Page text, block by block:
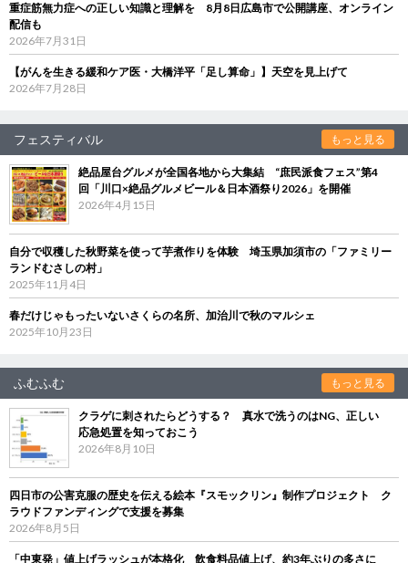
重症筋無力症への正しい知識と理解を 8月8日広島市で公開講座、オンライン
配信も
2026年7月31日
【がんを生きる緩和ケア医・大橋洋平「足し算命」】天空を見上げて
2026年7月28日
フェスティバル もっと見る
絶品屋台グルメが全国各地から大集結 “庶民派食フェス”第4
回「川口×絶品グルメビール＆日本酒祭り2026」を開催
2026年4月15日
自分で収穫した秋野菜を使って芋煮作りを体験 埼玉県加須市の「ファミリー
ランドむさしの村」
2025年11月4日
春だけじゃもったいないさくらの名所、加治川で秋のマルシェ
2025年10月23日
ふむふむ もっと見る
クラゲに刺されたらどうする？ 真水で洗うのはNG、正しい
応急処置を知っておこう
2026年8月10日
四日市の公害克服の歴史を伝える絵本『スモックリン』制作プロジェクト ク
ラウドファンディングで支援を募集
2026年8月5日
「中東発」値上げラッシュが本格化 飲食料品値上げ、約3年ぶりの多さに